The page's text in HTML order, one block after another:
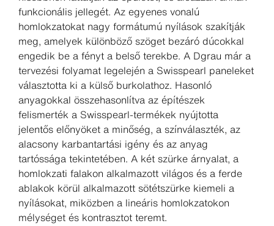
funkcionális jellegét. Az egyenes vonalú
homlokzatokat nagy formátumú nyílások szakítják
meg, amelyek különböző szöget bezáró dúcokkal
engedik be a fényt a belső terekbe. A Dgrau már a
tervezési folyamat legelején a Swisspearl paneleket
választotta ki a külső burkolathoz. Hasonló
anyagokkal összehasonlítva az építészek
felismerték a Swisspearl-termékek nyújtotta
jelentős előnyöket a minőség, a színválaszték, az
alacsony karbantartási igény és az anyag
tartóssága tekintetében. A két szürke árnyalat, a
homlokzati falakon alkalmazott világos és a ferde
ablakok körül alkalmazott sötétszürke kiemeli a
nyílásokat, miközben a lineáris homlokzatokon
mélységet és kontrasztot teremt.